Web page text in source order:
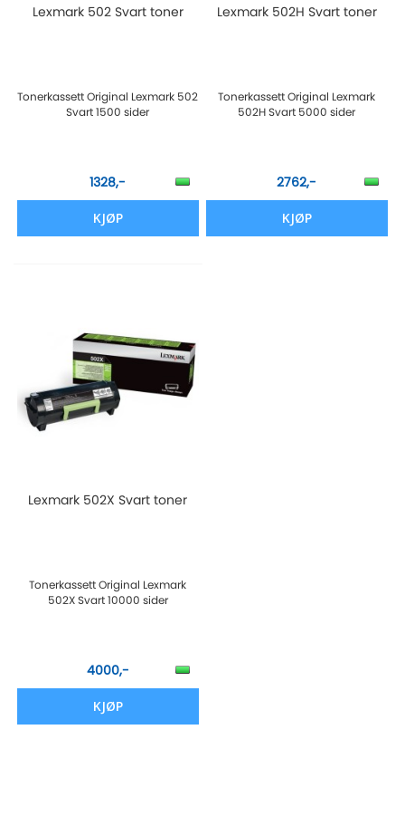
Lexmark 502 Svart toner
Tonerkassett Original Lexmark 502
Svart 1500 sider
1328,-
KJØP
Lexmark 502H Svart toner
Tonerkassett Original Lexmark
502H Svart 5000 sider
2762,-
KJØP
Lexmark 502X Svart toner
Tonerkassett Original Lexmark
502X Svart 10000 sider
4000,-
KJØP